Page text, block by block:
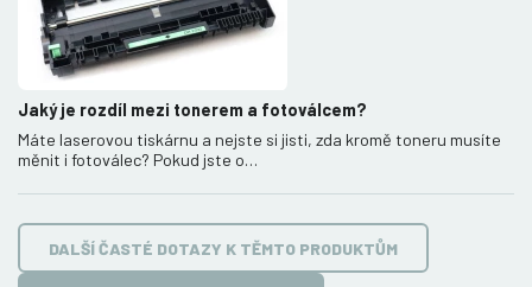
Jaký je rozdíl mezi tonerem a fotoválcem?
Máte laserovou tiskárnu a nejste si jisti, zda kromě toneru musíte
měnit i fotoválec? Pokud jste o…
DALŠÍ ČASTÉ DOTAZY K TĚMTO PRODUKTŮM